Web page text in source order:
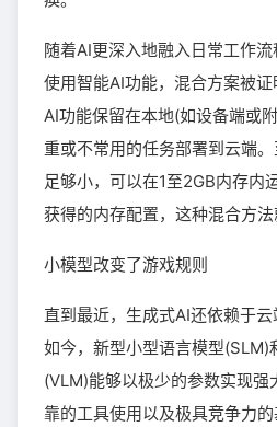
随着AI更深入地融入日常工作
使用智能AI功能，混合方案被
AI功能保留在本地(如设备端或
重或不常用的任务部署到云端
足够小，可以在1至2GB内存内
获得的内存配置，这种混合方法
小模型改变了游戏规则
直到最近，生成式AI还依赖于云
如今，新型小型语言模型(SLM)
(VLM)能够以极少的参数实现强
靠的工具使用以及极具竞争力的